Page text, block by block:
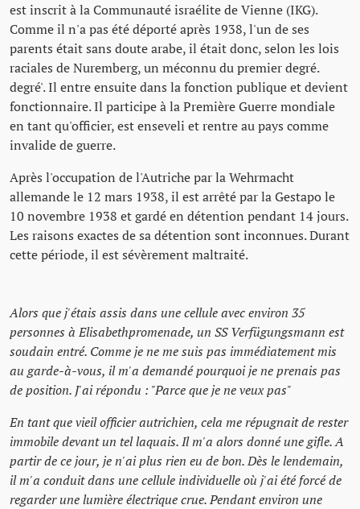
est inscrit à la Communauté israélite de Vienne (IKG).
Comme il n'a pas été déporté après 1938, l'un de ses
parents était sans doute arabe, il était donc, selon les lois
raciales de Nuremberg, un méconnu du premier degré.
degré'. Il entre ensuite dans la fonction publique et devient
fonctionnaire. Il participe à la Première Guerre mondiale
en tant qu'officier, est enseveli et rentre au pays comme
invalide de guerre.
Après l'occupation de l'Autriche par la Wehrmacht
allemande le 12 mars 1938, il est arrêté par la Gestapo le
10 novembre 1938 et gardé en détention pendant 14 jours.
Les raisons exactes de sa détention sont inconnues. Durant
cette période, il est sévèrement maltraité.
Alors que j'étais assis dans une cellule avec environ 35
personnes à Elisabethpromenade, un SS Verfügungsmann est
soudain entré. Comme je ne me suis pas immédiatement mis
au garde-à-vous, il m'a demandé pourquoi je ne prenais pas
de position. J'ai répondu : "Parce que je ne veux pas"
En tant que vieil officier autrichien, cela me répugnait de rester
immobile devant un tel laquais. Il m'a alors donné une gifle. A
partir de ce jour, je n'ai plus rien eu de bon. Dès le lendemain,
il m'a conduit dans une cellule individuelle où j'ai été forcé de
regarder une lumière électrique crue. Pendant environ une